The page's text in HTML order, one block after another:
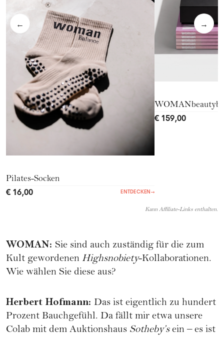
← →
Pilates-Socken
€ 16,00 ENTDECKEN→
€ 159,00
Kann Affiliate-Links enthalten.
WOMAN: Sie sind auch zuständig für die zum
Kult gewordenen Highsnobiety-Kollaborationen.
Wie wählen Sie diese aus?
Herbert Hofmann: Das ist eigentlich zu hundert
Prozent Bauchgefühl. Da fällt mir etwa unsere
Colab mit dem Auktionshaus Sotheby’sein – es ist